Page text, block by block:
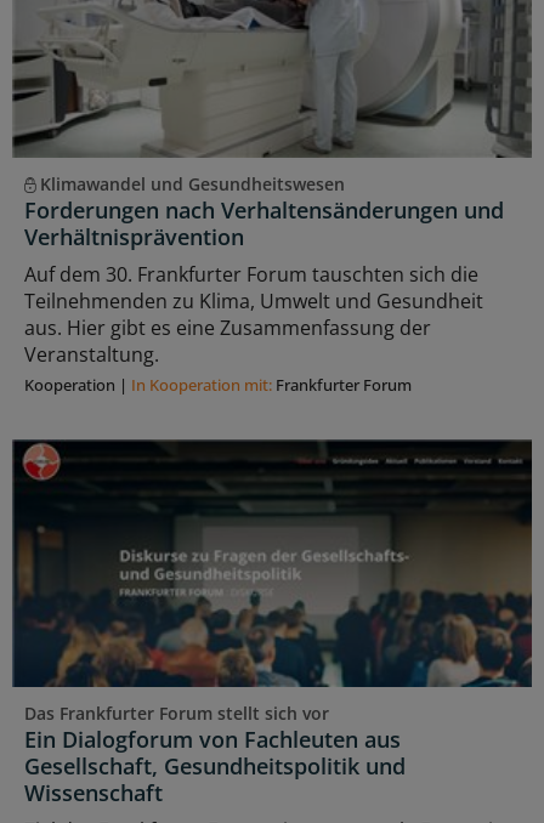
Klimawandel und Gesundheitswesen
Forderungen nach Verhaltensänderungen und
Verhältnisprävention
Auf dem 30. Frankfurter Forum tauschten sich die
Teilnehmenden zu Klima, Umwelt und Gesundheit
aus. Hier gibt es eine Zusammenfassung der
Veranstaltung.
Kooperation | In Kooperation mit: Frankfurter Forum
Das Frankfurter Forum stellt sich vor
Ein Dialogforum von Fachleuten aus
Gesellschaft, Gesundheitspolitik und
Wissenschaft